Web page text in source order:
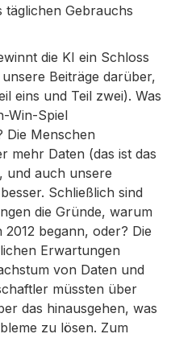
täglichen Gebrauchs
die KI ein Schloss
Beiträge darüber,
eins und Teil zwei). Was
Win-Spiel
Die Menschen
mehr Daten (das ist das
und auch unsere
Schließlich sind
die Gründe, warum
begann, oder? Die
Erwartungen
von Daten und
müssten über
das hinausgehen, was
zu lösen. Zum